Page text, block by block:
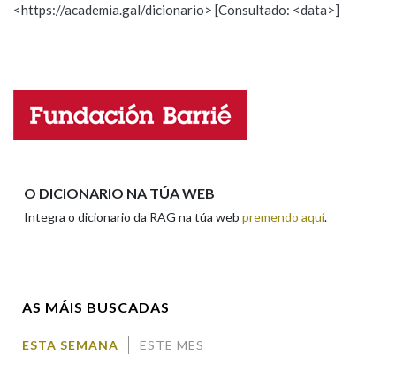
ESCOLLE UNHA OPCIÓN:
Propoño mellorar a definición
Falta unha voz
<https://academia.gal/dicionario> [Consultado: <data>]
O DICIONARIO NA TÚA WEB
Integra o dicionario da RAG na túa web premendo aquí.
AS MÁIS BUSCADAS
ESTA SEMANA ESTE MES